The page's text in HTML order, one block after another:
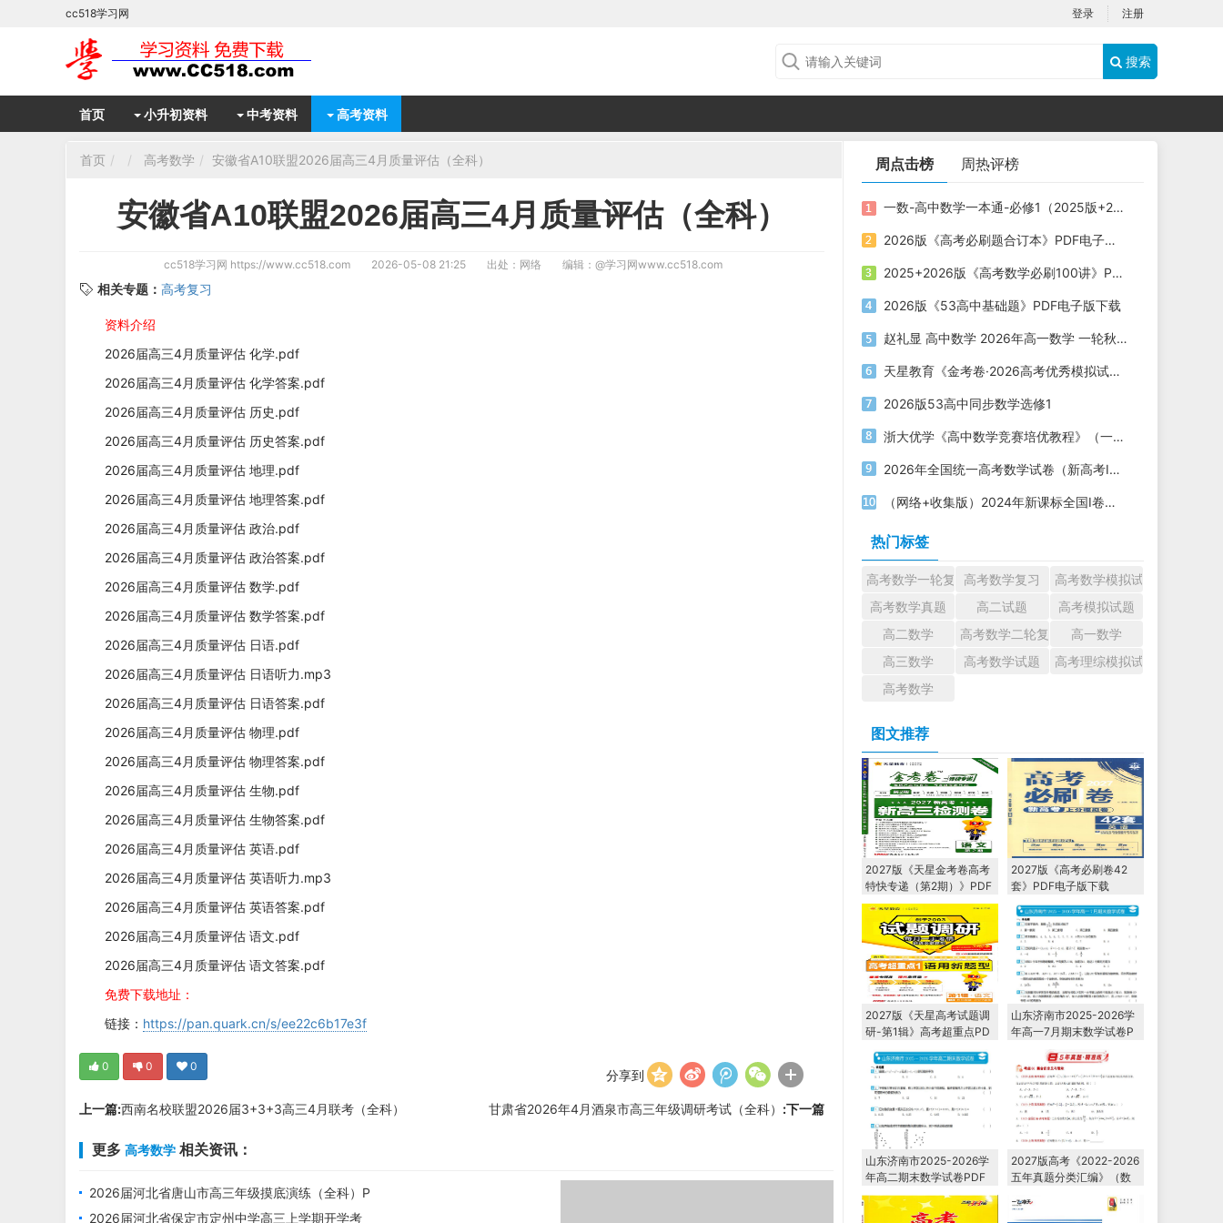
cc518学习网 登录 注册
搜索
首页 小升初资料 中考资料 高考资料
首页 高考数学 安徽省A10联盟2026届高三4月质量评估（全科）
安徽省A10联盟2026届高三4月质量评估（全科）
cc518学习网 https://www.cc518.com 2026-05-08 21:25 出处：网络 编辑： @学习网www.cc518.com
相关专题： 高考复习
资料介绍
2026届高三4月质量评估 化学.pdf
2026届高三4月质量评估 化学答案.pdf
2026届高三4月质量评估 历史.pdf
2026届高三4月质量评估 历史答案.pdf
2026届高三4月质量评估 地理.pdf
2026届高三4月质量评估 地理答案.pdf
2026届高三4月质量评估 政治.pdf
2026届高三4月质量评估 政治答案.pdf
2026届高三4月质量评估 数学.pdf
2026届高三4月质量评估 数学答案.pdf
2026届高三4月质量评估 日语.pdf
2026届高三4月质量评估 日语听力.mp3
2026届高三4月质量评估 日语答案.pdf
2026届高三4月质量评估 物理.pdf
2026届高三4月质量评估 物理答案.pdf
2026届高三4月质量评估 生物.pdf
2026届高三4月质量评估 生物答案.pdf
2026届高三4月质量评估 英语.pdf
2026届高三4月质量评估 英语听力.mp3
2026届高三4月质量评估 英语答案.pdf
2026届高三4月质量评估 语文.pdf
2026届高三4月质量评估 语文答案.pdf
免费下载地址：
链接： https://pan.quark.cn/s/ee22c6b17e3f
分享到
0 0 0
上一篇:西南名校联盟2026届3+3+3高三4月联考（全科） 甘肃省2026年4月酒泉市高三年级调研考试（全科） :下一篇
更多 高考数学 相关资讯：
2026届河北省唐山市高三年级摸底演练（全科）P
DF电子版下载
2026届河北省保定市定州中学高三上学期开学考
周点击榜 周热评榜
一数-高中数学一本通-必修1（2025版+2026版）PDF下载
2026版《高考必刷题合订本》PDF电子版下载
2025+2026版《高考数学必刷100讲》PDF电子版下载
2026版《53高中基础题》PDF电子版下载
赵礼显 高中数学 2026年高一数学 一轮秋季班
天星教育《金考卷·2026高考优秀模拟试卷汇编45套 (全国版) 》
2026版53高中同步数学选修1
浙大优学《高中数学竞赛培优教程》（一试+二试）电子版下载打印
2026年全国统一高考数学试卷（新高考Ⅰ卷）PDF电子版下载
（网络+收集版）2024年新课标全国Ⅰ卷数学高考真题文档版（含答案）
热门标签
高考数学一轮复习高考数学复习
高考数学模拟试题
高考数学真题
高二试题
高考模拟试题
高二数学
高考数学二轮复习
高一数学
高三数学
高考数学试题
高考理综模拟试题
高考数学
图文推荐
2027版《天星金考卷高考
特快专递（第2期）》PDF
电子版下载
2027版《高考必刷卷42
套》PDF电子版下载
2027版《天星高考试题调
研-第1辑》高考超重点PD
F电子版下载
山东济南市2025-2026学
年高一7月期末数学试卷P
DF电子版下载
山东济南市2025-2026学
年高二期末数学试卷PDF
电子版下载
2027版高考《2022-2026
五年真题分类汇编》（数
学）PDF电子版下载